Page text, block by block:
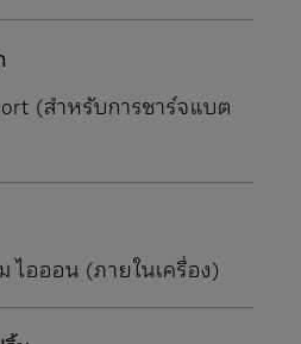
(สําหรับการชาร์จแบต
ไอออน (ภายในเครื่อง)